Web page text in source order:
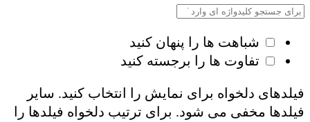
شباهت ها را پنهان کنید
تفاوت ها را برجسته کنید
فیلدهای دلخواه برای نمایش را انتخاب کنید. سایر
فیلدها مخفی می شود. برای ترتیب دلخواه فیلدها را